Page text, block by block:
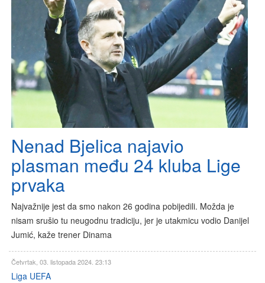
Nenad Bjelica najavio
plasman među 24 kluba Lige
prvaka
Najvažnije jest da smo nakon 26 godina pobijedili. Možda je
nisam srušio tu neugodnu tradiciju, jer je utakmicu vodio Danijel
Jumić, kaže trener Dinama
Četvrtak, 03. listopada 2024. 23:13
Liga UEFA